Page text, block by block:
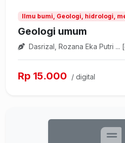
Ilmu bumi, Geologi, hidrologi,
Geologi umum
Dasrizal, Rozana Eka Putri ...
Rp 15.000 / digital